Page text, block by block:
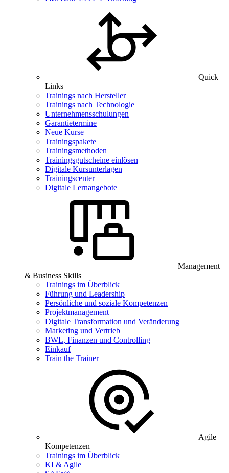
Quick
Links
Trainings nach Hersteller
Trainings nach Technologie
Unternehmensschulungen
Garantietermine
Neue Kurse
Trainingspakete
Trainingsmethoden
Trainingsgutscheine einlösen
Digitale Kursunterlagen
Trainingscenter
Digitale Lernangebote
Management
& Business Skills
Trainings im Überblick
Führung und Leadership
Persönliche und soziale Kompetenzen
Projektmanagement
Digitale Transformation und Veränderung
Marketing und Vertrieb
BWL, Finanzen und Controlling
Einkauf
Train the Trainer
Agile
Kompetenzen
Trainings im Überblick
KI & Agile